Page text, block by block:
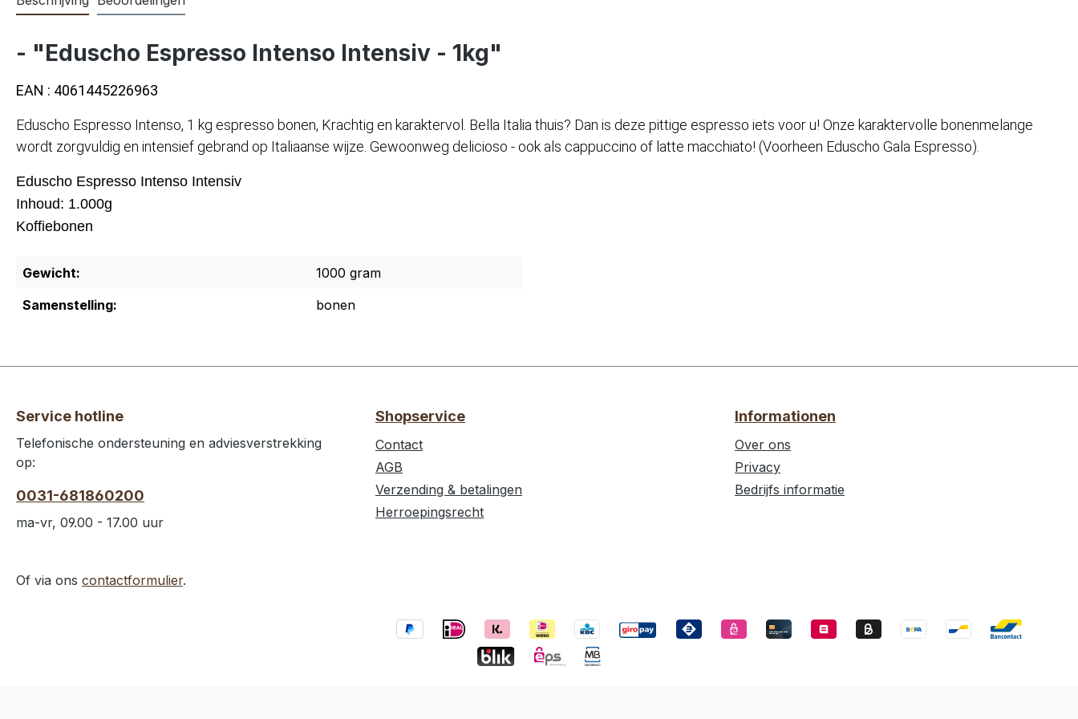
- "Eduscho Espresso Intenso Intensiv - 1kg"
EAN : 4061445226963
Eduscho Espresso Intenso, 1 kg espresso bonen, Krachtig en karaktervol. Bella Italia thuis? Dan is deze pittige espresso iets voor u! Onze karaktervolle bonenmelange
wordt zorgvuldig en intensief gebrand op Italiaanse wijze. Gewoonweg delicioso - ook als cappuccino of latte macchiato! (Voorheen Eduscho Gala Espresso).
Eduscho Espresso Intenso Intensiv
Inhoud: 1.000g
Koffiebonen
Gewicht:
1000 gram
Samenstelling:
bonen
Service hotline
Telefonische ondersteuning en adviesverstrekking
op:
0031-681860200
ma-vr, 09.00 - 17.00 uur
Of via ons contactformulier.
Shopservice
Contact
AGB
Verzending & betalingen
Herroepingsrecht
Informationen
Over ons
Privacy
Bedrijfs informatie